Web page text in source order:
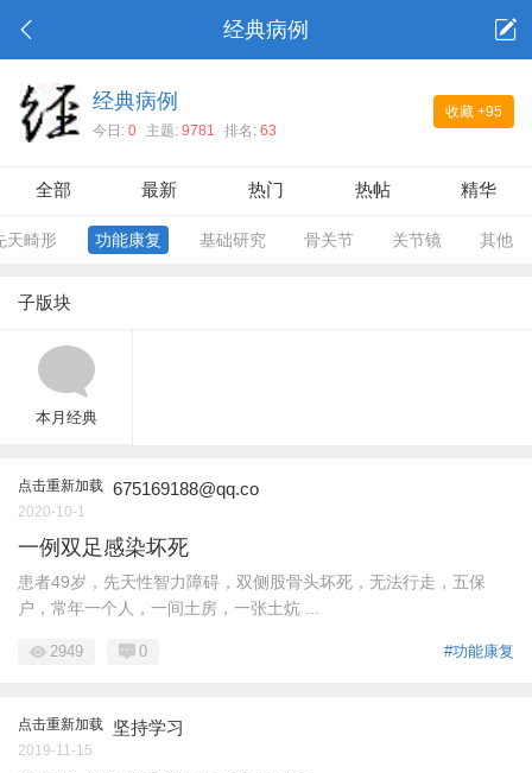
经典病例
收藏 +95
经典病例
今日:0 主题:9781 排名:63
全部 最新 热门 热帖 精华
天畸形 功能康复 基础研究 骨关节 关节镜 其他
子版块
本月经典
点击重新加载 675169188@qq.co
2020-10-1
一例双足感染坏死
患者49岁，先天性智力障碍，双侧股骨头坏死，无法行走，五保
户，常年一个人，一间土房，一张土炕 ...
#功能康复
2949 0
点击重新加载 坚持学习
2019-11-15